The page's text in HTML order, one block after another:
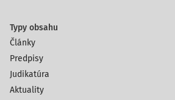
Typy obsahu
Články
Predpisy
Judikatúra
Aktuality